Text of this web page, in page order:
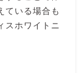
ている場合も
スホワイトニ